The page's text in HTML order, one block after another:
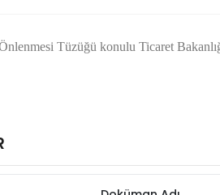
Önlenmesi Tüzüğü konulu Ticaret